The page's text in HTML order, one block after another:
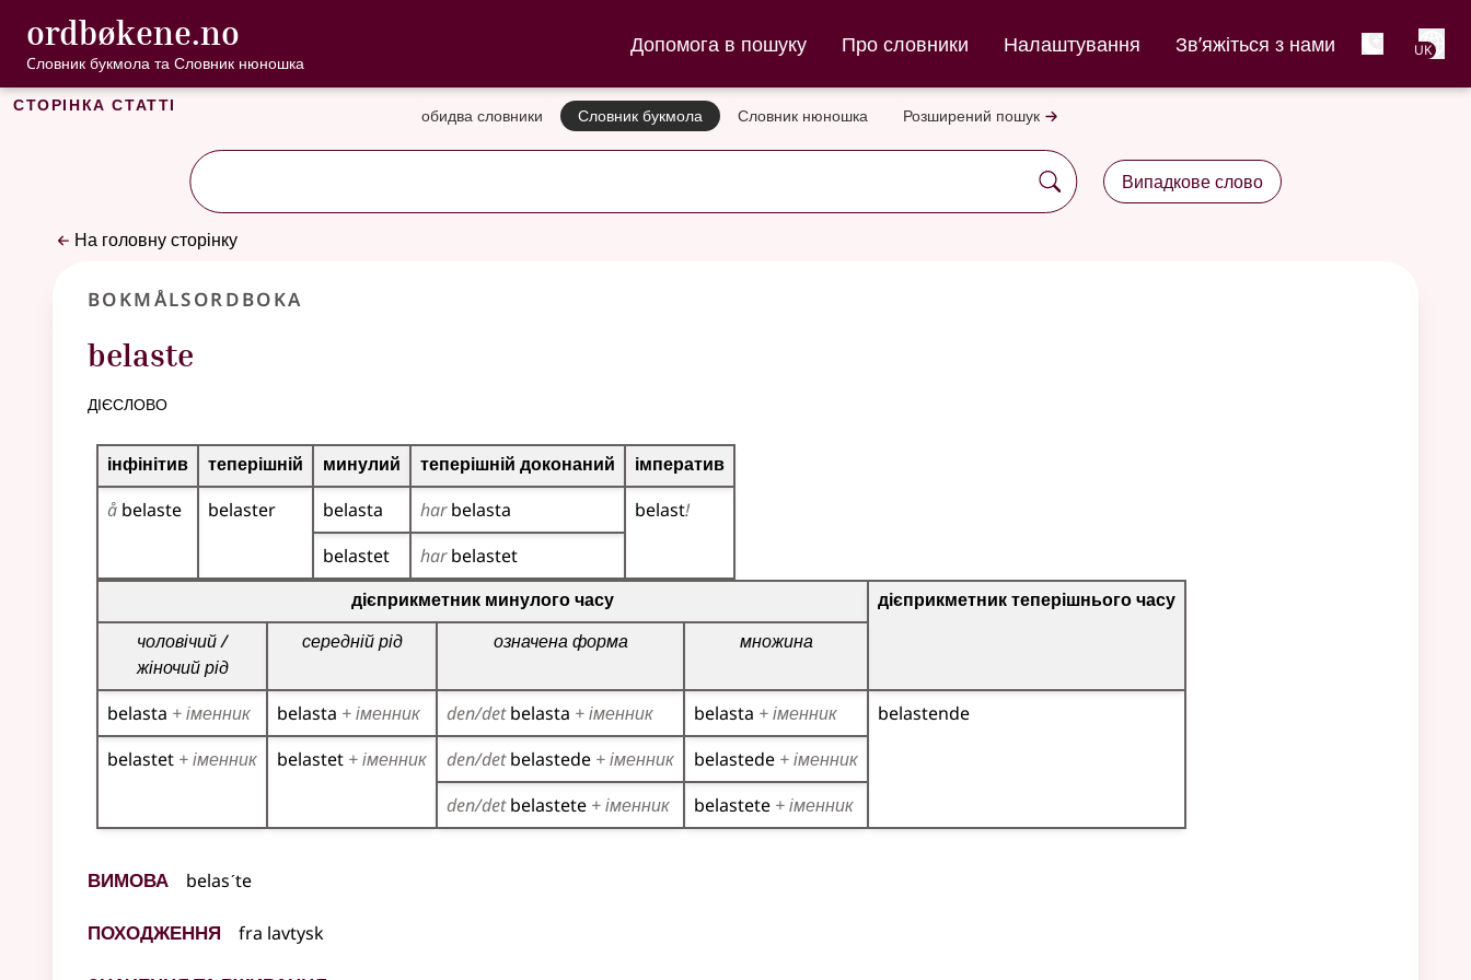
Перейти до основного вмісту
Доступність
ordbøkene.no , Cловник букмола та Словник нюношка
Cловник букмола та Словник нюношка
Допомога в пошуку Про словники Налаштування Зв’яжіться з нами UK
Сторінка статті обидва словники Словник букмола Словник нюношка Розширений пошук
Випадкове слово
На головну сторінку
Bokmålsordboka
belaste
дієслово
Таблиця відмінювання для цього дієслова
інфінітив теперішній минулий теперішній доконаний
імператив
å belaste belaster belasta harbelasta belast!
belastet
harbelastet
Таблиця відмінювання дієприкметників для цього дієслова
дієприкметник минулого часу
дієприкметник теперішнього часу
чоловічий /
жіночий рід
середній рід означена форма множина
belasta + іменник belasta + іменник den/detbelasta + іменник belasta + іменник
belastende
belastet + іменник belastet + іменник den/detbelastede + іменник belastede + іменник
den/detbelastete + іменник belastete + іменник
Вимова belasˊte
Походження fra lavtysk